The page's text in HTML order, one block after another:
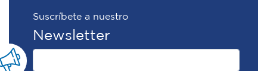
Suscríbete a nuestro
Newsletter